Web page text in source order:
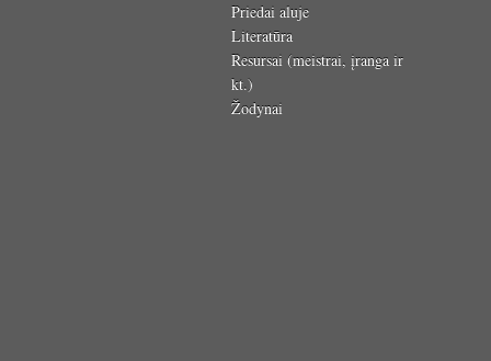
Priedai aluje
Literatūra
Resursai (meistrai, įranga ir
kt.)
Žodynai